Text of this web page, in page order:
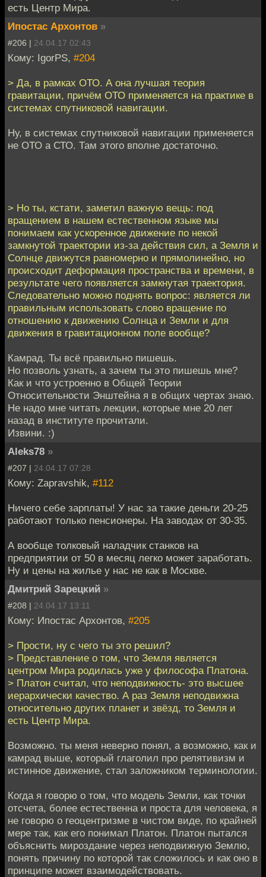
есть Центр Мира.
Ипостас Архонтов »
#206 | 24.04.17 02:43
Кому: IgorPS, #204
> Да, в рамках ОТО. А она лучшая теория
гравитации, причём ОТО применяется на практике в
системах спутниковой навигации.
Ну, в системах спутниковой навигации применяется
не ОТО а СТО. Там этого вполне достаточно.
> Но ты, кстати, заметил важную вещь: под
вращением в нашем естественном языке мы
понимаем как ускоренное движение по некой
замкнутой траектории из-за действия сил, а Земля и
Солнце движутся равномерно и прямолинейно, но
происходит деформация пространства и времени, в
результате чего появляется замкнутая траектория.
Следовательно можно поднять вопрос: является ли
правильным использовать слово вращение по
отношению к движению Солнца и Земли и для
движения в гравитационном поле вообще?
Камрад. Ты всё правильно пишешь.
Но позволь узнать, а зачем ты это пишешь мне?
Как и что устроенно в Общей Теории
Относительности Энштейна я в общих чертах знаю.
Не надо мне читать лекции, которые мне 20 лет
назад в институте прочитали.
Извини. :)
Aleks78 »
#207 | 24.04.17 07:28
Кому: Zapravshik, #112
Ничего себе зарплаты! У нас за такие деньги 20-25
работают только пенсионеры. На заводах от 30-35.
А вообще толковый наладчик станков на
предприятии от 50 в месяц легко может заработать.
Ну и цены на жилье у нас не как в Москве.
Дмитрий Зарецкий »
#208 | 24.04.17 13:11
Кому: Ипостас Архонтов, #205
> Прости, ну с чего ты это решил?
> Представление о том, что Земля является
центром Мира родилась уже у философа Платона.
> Платон считал, что неподвижность- это высшее
иерархически качество. А раз Земля неподвижна
относительно других планет и звёзд, то Земля и
есть Центр Мира.
Возможно. ты меня неверно понял, а возможно, как и
камрад выше, который глаголил про релятивизм и
истинное движение, стал заложником терминологии.
Когда я говорю о том, что модель Земли, как точки
отсчета, более естественна и проста для человека, я
не говорю о геоцентризме в чистом виде, по крайней
мере так, как его понимал Платон. Платон пытался
объяснить мироздание через неподвижную Землю,
понять причину по которой так сложилось и как оно в
принципе может взаимодействовать.